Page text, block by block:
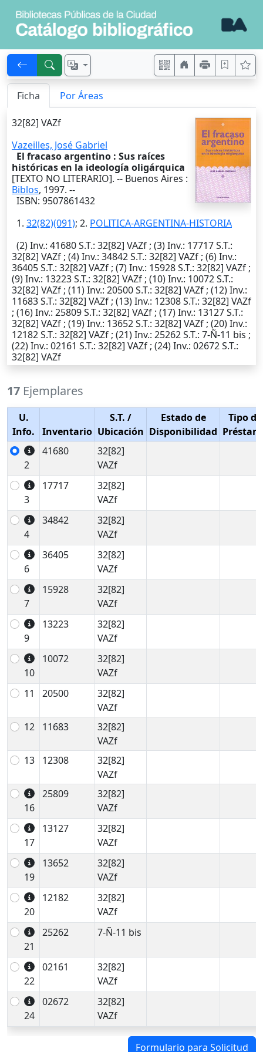
Ficha Por Áreas
32[82] VAZf
Vazeilles, José Gabriel
El fracaso argentino : Sus raíces
históricas en la ideología oligárquica
[TEXTO NO LITERARIO]. -- Buenos Aires :
Biblos, 1997. --
ISBN: 9507861432
1. 32(82)(091); 2. POLITICA-ARGENTINA-HISTORIA
(2)Inv.: 41680S.T.: 32[82] VAZf ; (3)Inv.: 17717S.T.:
32[82] VAZf ; (4)Inv.: 34842S.T.: 32[82] VAZf ; (6)Inv.:
36405S.T.: 32[82] VAZf ; (7)Inv.: 15928S.T.: 32[82] VAZf ;
(9)Inv.: 13223S.T.: 32[82] VAZf ; (10)Inv.: 10072S.T.:
32[82] VAZf ; (11)Inv.: 20500S.T.: 32[82] VAZf ; (12)Inv.:
11683S.T.: 32[82] VAZf ; (13)Inv.: 12308S.T.: 32[82] VAZf
; (16)Inv.: 25809S.T.: 32[82] VAZf ; (17)Inv.: 13127S.T.:
32[82] VAZf ; (19)Inv.: 13652S.T.: 32[82] VAZf ; (20)Inv.:
12182S.T.: 32[82] VAZf ; (21)Inv.: 25262S.T.: 7-Ñ-11 bis ;
(22)Inv.: 02161 S.T.: 32[82] VAZf ; (24)Inv.: 02672S.T.:
32[82] VAZf
17 Ejemplares
U.
Info.
Inventario
S.T. /
Ubicación
Estado de
Disponibilidad
Tipo de
2
41680
32[82]
VAZf
3
17717
32[82]
VAZf
4
34842
32[82]
VAZf
6
36405
32[82]
VAZf
7
15928
32[82]
VAZf
9
13223
32[82]
VAZf
10
10072
32[82]
VAZf
11
20500
32[82]
VAZf
12
11683
32[82]
VAZf
13
12308
32[82]
VAZf
16
25809
32[82]
VAZf
17
13127
32[82]
VAZf
19
13652
32[82]
VAZf
20
12182
32[82]
VAZf
21
25262 7-Ñ-11 bis
22
02161
32[82]
VAZf
24
02672
32[82]
VAZf
Formulario para Solicitud